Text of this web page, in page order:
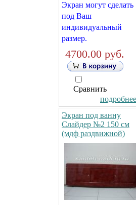
Экран могут сделать
под Ваш
индивидуальный
размер.
4700.00 руб.
Сравнить
Экран под ванну
Слайдер №2 150 см
(мдф раздвижной)